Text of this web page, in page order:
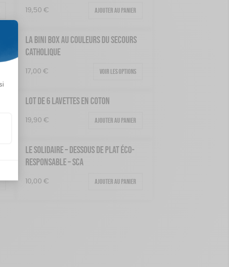
19,50 € Ajouter au panier
LA BINI BOX AU COULEURS DU SECOURS
CATHOLIQUE
17,00 € Voir les options
LOT DE 6 LAVETTES EN COTON
19,90 € Ajouter au panier
LE SOLIDAIRE – DESSOUS DE PLAT ÉCO-
RESPONSABLE – SCA
10,00 € Ajouter au panier